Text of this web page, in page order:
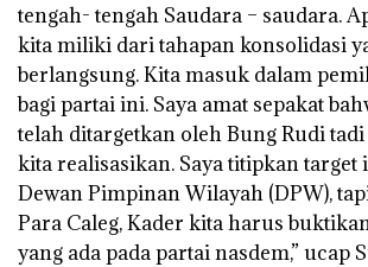
tengah- tengah Saudara – saudara.
kita miliki dari tahapan konsolidasi
berlangsung. Kita masuk dalam
bagi partai ini. Saya amat sepakat
telah ditargetkan oleh Bung Rudi
kita realisasikan. Saya titipkan target
Dewan Pimpinan Wilayah (DPW),
Para Caleg, Kader kita harus
yang ada pada partai nasdem,” ucap